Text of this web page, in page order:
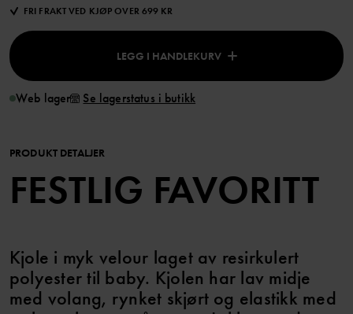
FRI FRAKT VED KJØP OVER 699 KR
LEGG I HANDLEKURV
Web lager Se lagerstatus i butikk
PRODUKT DETALJER
FESTLIG FAVORITT
Kjole i myk velour laget av resirkulert
polyester til baby. Kjolen har lav midje
med volang, rynket skjørt og elastikk med